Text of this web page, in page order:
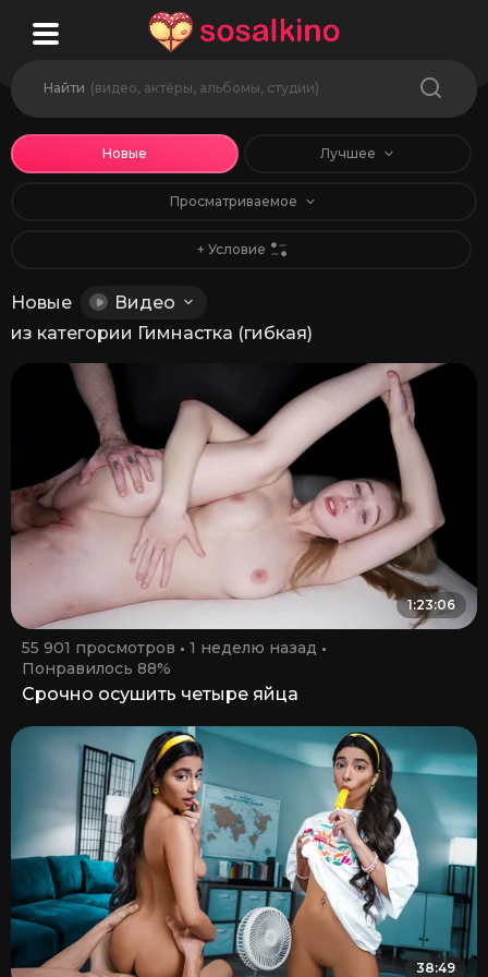
Найти (видео, актёры, альбомы, студии)
Новые
Видео
из категории Гимнастка (гибкая)
Новые Лучшее
Просматриваемое
+ Условие
1:23:06
55 901 просмотров
1 неделю назад
Понравилось 88%
Срочно осушить четыре яйца
38:49